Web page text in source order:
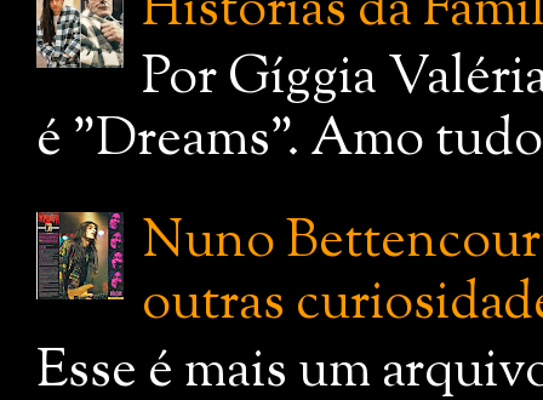
Por Gíggia
é "Dreams". Amo
Nuno
outras
Esse é mais um